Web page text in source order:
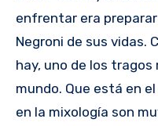
enfrentar era
Negroni de sus vidas.
hay, uno de los
mundo. Que está en
en la mixología son